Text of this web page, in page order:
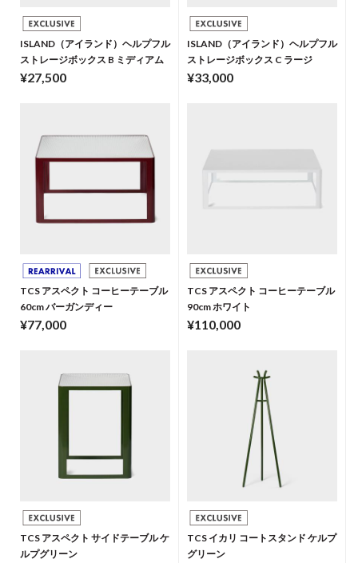
ISLAND（アイランド）ヘルプフル
ストレージボックス B ミディアム
¥27,500
ISLAND（アイランド）ヘルプフル
ストレージボックス C ラージ
¥33,000
TCS アスペクト コーヒーテーブル
60cm バーガンディー
¥77,000
TCS アスペクト コーヒーテーブル
90cm ホワイト
¥110,000
TCS アスペクト サイドテーブル ケ
ルプグリーン
TCS イカリ コートスタンド ケルプ
グリーン